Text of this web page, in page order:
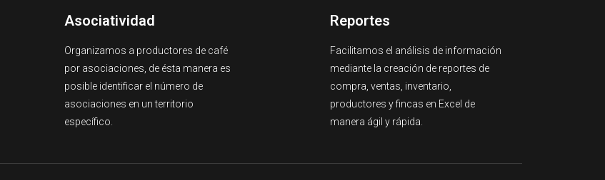
Asociatividad
Organizamos a productores de café
por asociaciones, de ésta manera es
posible identificar el número de
asociaciones en un territorio
específico.
Reportes
Facilitamos el análisis de información
mediante la creación de reportes de
compra, ventas, inventario,
productores y fincas en Excel de
manera ágil y rápida.